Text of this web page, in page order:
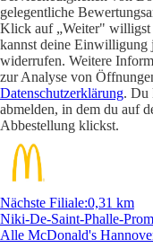
gelegentliche
Klick auf „Weiter" willigst
kannst deine Einwilligung
widerrufen. Weitere
zur Analyse von
Datenschutzerklärung. Du
abmelden, in dem du auf
Abbestellung klickst.
Nächste Filiale:0,31 km
Niki-De-Saint-Phalle-
Alle McDonald's